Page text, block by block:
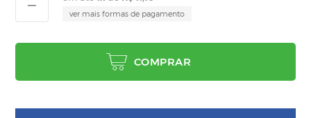
ver mais formas de pagamento
COMPRAR